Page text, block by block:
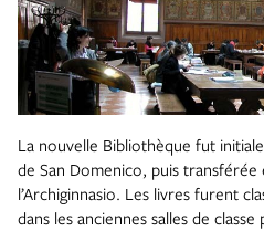
La nouvelle Bibliothèque fut
de San Domenico, puis transférée
l’Archiginnasio. Les livres furent
dans les anciennes salles de